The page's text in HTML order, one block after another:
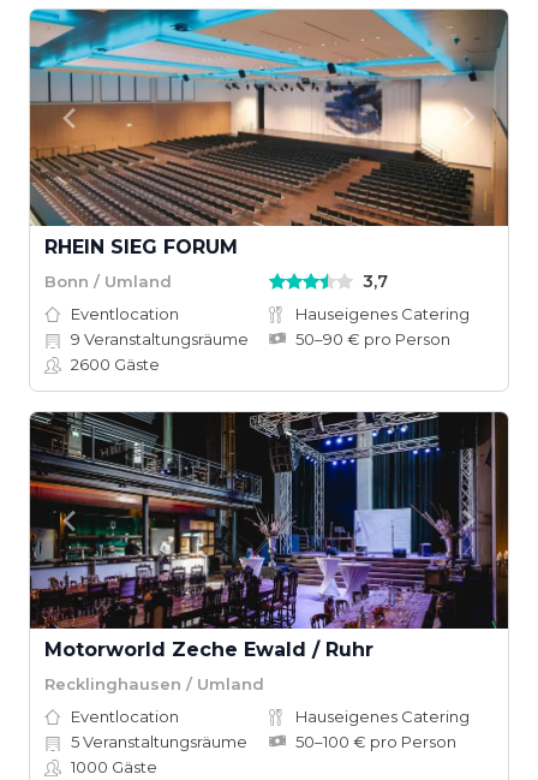
RHEIN SIEG FORUM
Bonn / Umland 3,7
Eventlocation
Hauseigenes Catering
9 Veranstaltungsräume
50–90 € pro Person
2600 Gäste
Motorworld Zeche Ewald / Ruhr
Recklinghausen / Umland
Eventlocation
Hauseigenes Catering
5Veranstaltungsräume
50–100 € pro Person
1000 Gäste